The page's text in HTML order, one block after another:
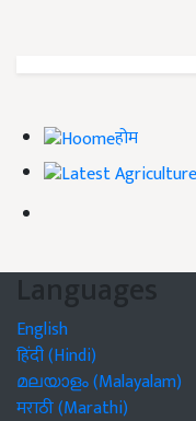
होम
Languages
English
हिंदी (Hindi)
മലയാളം (Malayalam)
मराठी (Marathi)